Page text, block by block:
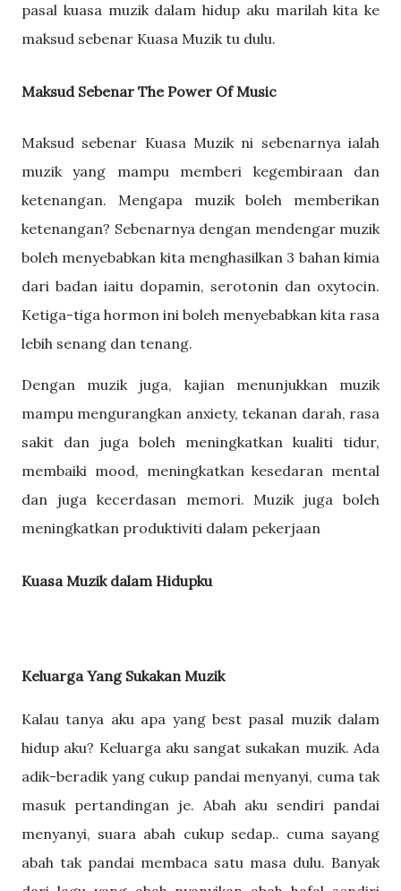
pasal kuasa muzik dalam hidup aku marilah kita ke
maksud sebenar Kuasa Muzik tu dulu.
Maksud Sebenar The Power Of Music
Maksud sebenar Kuasa Muzik ni sebenarnya ialah
muzik yang mampu memberi kegembiraan dan
ketenangan. Mengapa muzik boleh memberikan
ketenangan? Sebenarnya dengan mendengar muzik
boleh menyebabkan kita menghasilkan 3 bahan kimia
dari badan iaitu dopamin, serotonin dan oxytocin.
Ketiga-tiga hormon ini boleh menyebabkan kita rasa
lebih senang dan tenang.
Dengan muzik juga, kajian menunjukkan muzik
mampu mengurangkan anxiety, tekanan darah, rasa
sakit dan juga boleh meningkatkan kualiti tidur,
membaiki mood, meningkatkan kesedaran mental
dan juga kecerdasan memori. Muzik juga boleh
meningkatkan produktiviti dalam pekerjaan
Kuasa Muzik dalam Hidupku
Keluarga Yang Sukakan Muzik
Kalau tanya aku apa yang best pasal muzik dalam
hidup aku? Keluarga aku sangat sukakan muzik. Ada
adik-beradik yang cukup pandai menyanyi, cuma tak
masuk pertandingan je. Abah aku sendiri pandai
menyanyi, suara abah cukup sedap.. cuma sayang
abah tak pandai membaca satu masa dulu. Banyak